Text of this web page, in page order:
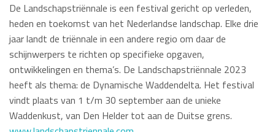
De Landschapstriënnale is een festival gericht op verleden,
heden en toekomst van het Nederlandse landschap. Elke drie
jaar landt de triënnale in een andere regio om daar de
schijnwerpers te richten op specifieke opgaven,
ontwikkelingen en thema’s. De Landschapstriënnale 2023
heeft als thema: de Dynamische Waddendelta. Het festival
vindt plaats van 1 t/m 30 september aan de unieke
Waddenkust, van Den Helder tot aan de Duitse grens.